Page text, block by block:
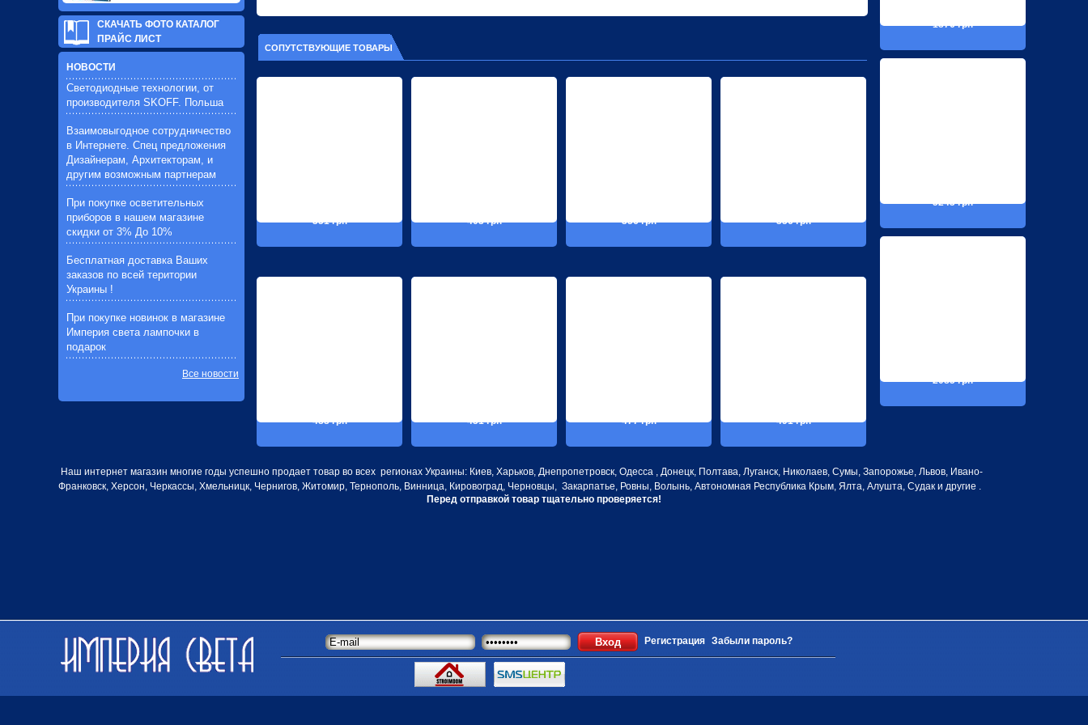
СОПУТСТВУЮЩИЕ ТОВАРЫ
351 грн 403 грн 356 грн 356 грн
488 грн 431 грн 477 грн 491 грн
СКАЧАТЬ ФОТО КАТАЛОГ
ПРАЙС ЛИСТ
НОВОСТИ
Светодиодные технологии, от
производителя SKOFF. Польша
Взаимовыгодное сотрудничество
в Интернете. Спец предложения
Дизайнерам, Архитекторам, и
другим возможным партнерам
При покупке осветительных
приборов в нашем магазине
скидки от 3% До 10%
Бесплатная доставка Ваших
заказов по всей територии
Украины !
При покупке новинок в магазине
Империя света лампочки в
подарок
Все новости
1876 грн
5243 грн
2085 грн
Наш интернет магазин многие годы успешно продает товар во всех регионах Украины: Киев, Харьков, Днепропетровск, Одесса , Донецк, Полтава, Луганск, Николаев, Сумы, Запорожье, Львов, Ивано-
Франковск, Херсон, Черкассы, Хмельницк, Чернигов, Житомир, Тернополь, Винница, Кировоград, Черновцы, Закарпатье, Ровны, Волынь, Автономная Республика Крым, Ялта, Алушта, Судак и другие .
Перед отправкой товар тщательно проверяется!
Регистрация Забыли пароль?